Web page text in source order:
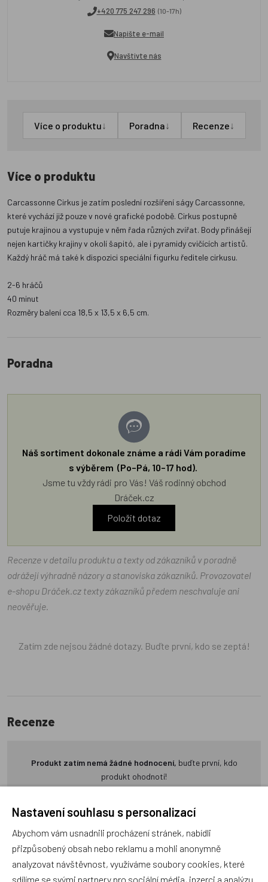
+420 775 247 296 (10-17h)
Napište e-mail
Navštivte nás
Více o produktu↓ Poradna↓ Recenze↓
Více o produktu
Carcassonne Cirkus je zatím poslední rozšíření ságy Carcassonne,
které vychází již pouze v nové grafické podobě. Cirkus postupně
putuje krajinou a vystupuje v něm řada různých zvířat. Body přinášejí
nejen kartičky krajiny v okolí šapitó, ale i pyramidy cvičících artistů.
Každý hráč má také k dispozici speciální figurku ředitele cirkusu.
2-6 hráčů
40 minut
Rozměry balení cca 18,5 x 13,5 x 6,5 cm.
Poradna
Náš sortiment dokonale známe a rádi Vám poradíme
s výběrem (Po–Pá, 10–17 hod).
Jsme tu vždy rádi pro Vás! Váš rodinný obchod
Dráček.cz
Položit dotaz
Recenze v detailu produktu a texty od zákazníků v poradně
odrážejí výhradně názory a stanoviska zákazníků. Provozovatel
e-shopu Dráček.cz texty zákazníků předem neschvaluje ani
neověřuje.
Zatím zde nejsou žádné dotazy. Buďte první, kdo se zeptá!
Recenze
Produkt zatím nemá žádné hodnocení, buďte první, kdo
produkt ohodnotí!
Nastavení souhlasu s personalizací
Abychom vám usnadnili procházení stránek, nabídli
přizpůsobený obsah nebo reklamu a mohli anonymně
analyzovat návštěvnost, využíváme soubory cookies, které
sdílíme se svými partnery pro sociální média, inzerci a analýzu.